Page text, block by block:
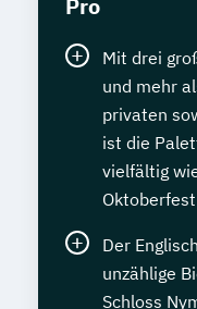
Pro
Mit drei
und mehr
privaten
ist die
vielfältig
Oktoberfest
Der
unzählige
Schloss